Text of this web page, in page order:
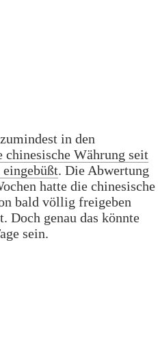
in den
chinesische Währung seit
. Die Abwertung
hatte die chinesische
bald völlig freigeben
Doch genau das könnte
sein.